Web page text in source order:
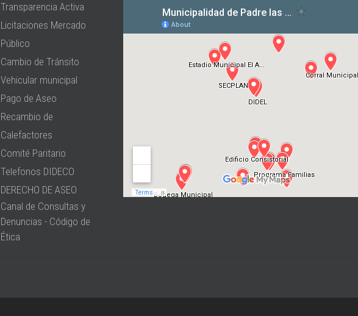
Transparencia Activa
Licitaciones Mercado
Público
Cambio de Tránsito
Vehicular municipal
Pago de Aseo
Recambio de
Calefactores
Comité Paritario
Telefonos DIDECO
DERECHO DE ASEO
Canal de Consultas y
Denuncias - Código de
Ética